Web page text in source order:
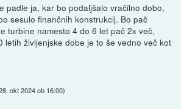
padle ja, kar bo podaljšalo vračilno dobo,
sesulo finančnih konstrukcij. Bo pač
turbine namesto 4 do 6 let pač 2x več,
letih življenjske dobe je to še vedno več kot
okt 2024 ob 16:00)